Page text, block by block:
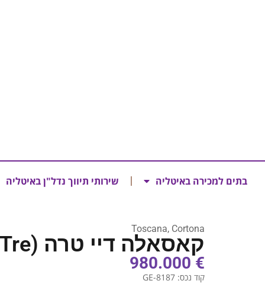
בתים למכירה באיטליה שירותי תיווך נדל"ן באיטליה
Toscana, Cortona
קאסאלה דיי טרה (Casale dei Tre)
€ 980.000
קוד נכס: GE-8187